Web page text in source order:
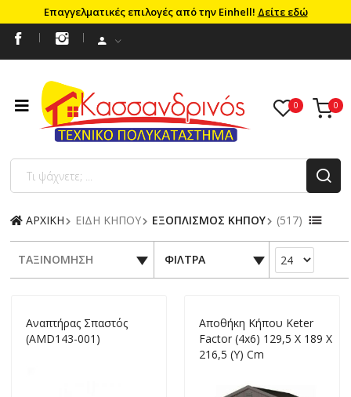
Επαγγελματικές επιλογές από την Einhell! Δείτε εδώ
ΑΡΧΙΚΗ ΕΙΔΗ ΚΗΠΟΥ ΕΞΟΠΛΙΣΜΟΣ ΚΗΠΟΥ (517)
ΤΑΞΙΝΟΜΗΣΗ ΦΙΛΤΡΑ
Aναπτήρας Σπαστός
(AMD143-001)
Aποθήκη Kήπου Keter
Factor (4x6) 129,5 X 189 X
216,5 (Y) Cm